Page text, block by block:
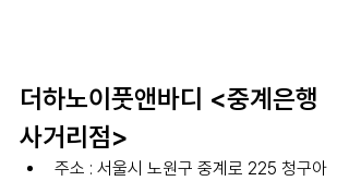
더하노이풋앤바디 <중계은행
사거리점>
주소 : 서울시 노원구 중계로 225 청구아